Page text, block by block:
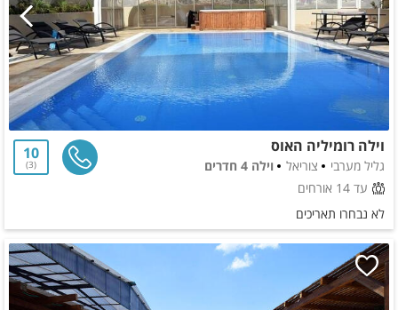
וילה רומיליה האוס
גליל מערבי צוריאל
וילה 4 חדרים
עד 14 אורחים
10
3
לא נבחרו תאריכים